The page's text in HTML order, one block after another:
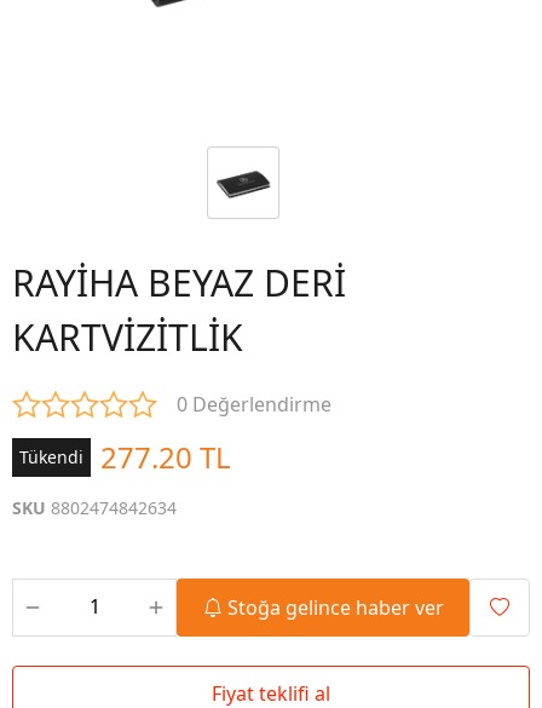
RAYİHA BEYAZ DERİ
KARTVİZİTLİK
0 Değerlendirme
Tükendi 277.20 TL
SKU 8802474842634
Stoğa gelince haber ver
Fiyat teklifi al